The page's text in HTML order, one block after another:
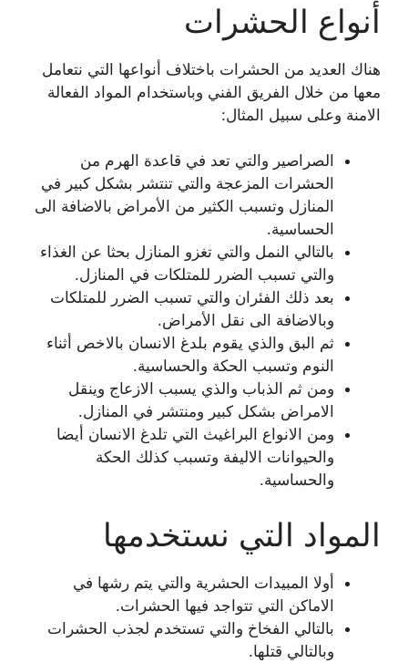
أنواع الحشرات
هناك العديد من الحشرات باختلاف أنواعها التي نتعامل
معها من خلال الفريق الفني وباستخدام المواد الفعالة
الامنة وعلى سبيل المثال:
الصراصير والتي تعد في قاعدة الهرم من
الحشرات المزعجة والتي تنتشر بشكل كبير في
المنازل وتسبب الكثير من الأمراض بالاضافة الى
الحساسية.
بالتالي النمل والتي تغزو المنازل بحثا عن الغذاء
والتي تسبب الضرر للمتلكات في المنازل.
بعد ذلك الفئران والتي تسبب الضرر للمتلكات
وبالاضافة الى نقل الأمراض.
ثم البق والذي يقوم بلدغ الانسان بالاخص أثناء
النوم وتسبب الحكة والحساسية.
ومن ثم الذباب والذي يسبب الازعاج وينقل
الامراض بشكل كبير ومنتشر في المنازل.
ومن الانواع البراغيث التي تلدغ الانسان أيضا
والحيوانات الاليفة وتسبب كذلك الحكة
والحساسية.
المواد التي نستخدمها
أولا المبيدات الحشرية والتي يتم رشها في
الاماكن التي تتواجد فيها الحشرات.
بالتالي الفخاخ والتي تستخدم لجذب الحشرات
وبالتالي قتلها.